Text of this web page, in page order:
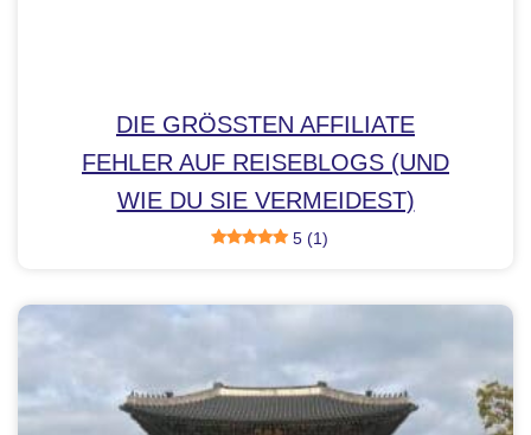
DIE GRÖSSTEN AFFILIATE F
EHLER AUF REISEBLOGS (UND W
IE DU SIE VERMEIDEST)
5 (1)